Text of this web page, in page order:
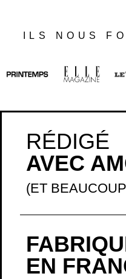
ILS NOUS
RÉDIGÉ
AVEC
(ET
EN